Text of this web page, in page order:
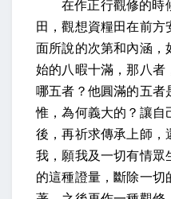
在作正行觀修的時
田，觀想資糧田在前方
面所說的次第和內涵，
始的八暇十滿，那八者
哪五者？他圓滿的五者
惟，為何義大的？讓自
後，再祈求傳承上師，
我，願我及一切有情眾
的這種證量，斷除一切